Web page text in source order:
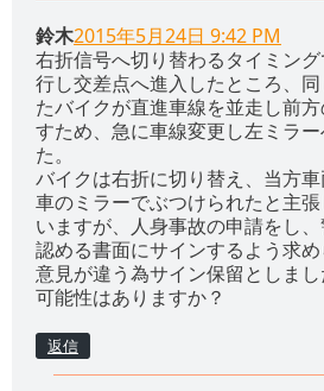
鈴木2015年5月24日 9:42 PM
右折信号へ切り替わるタイミン
行し交差点へ進入したところ、
たバイクが直進車線を並走し前
すため、急に車線変更し左ミラ
た。
バイクは右折に切り替え、当方
車のミラーでぶつけられたと主
いますが、人身事故の申請をし
認める書面にサインするよう求め
意見が違う為サイン保留としま
可能性はありますか？
返信